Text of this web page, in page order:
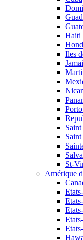
Haiti
Iles
St-
Amérique